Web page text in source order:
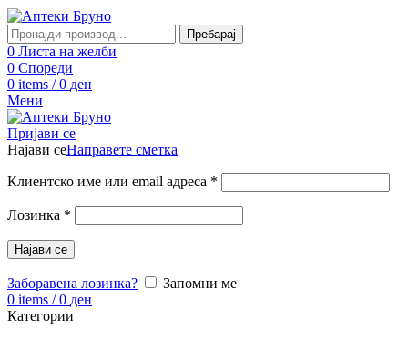
Пребарај
0 Листа на желби
0 Спореди
0 items / 0 ден
Мени
Пријави се
Најави сеНаправете сметка
Клиентско име или email адреса *
Лозинка *
Најави се
Заборавена лозинка?
Запомни ме
0 items / 0 ден
Категории